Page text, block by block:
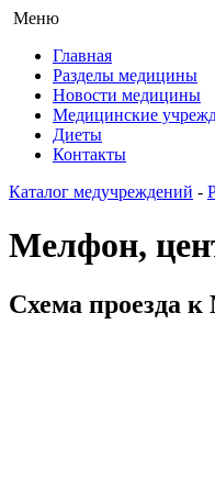
Меню
Главная
Разделы медицины
Новости медицины
Медицинские
Диеты
Контакты
Каталог медучреждений -
Мелфон,
Схема проезда